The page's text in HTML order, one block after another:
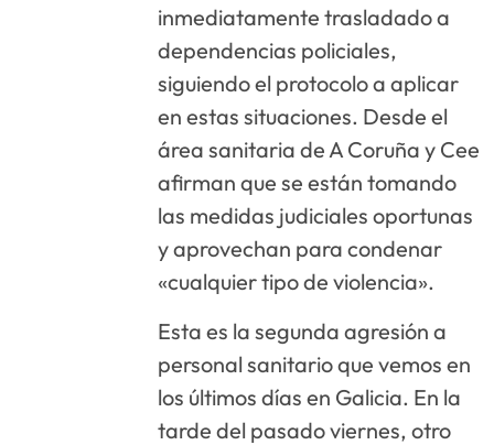
inmediatamente trasladado a
dependencias policiales,
siguiendo el protocolo a aplicar
en estas situaciones. Desde el
área sanitaria de A Coruña y Cee
afirman que se están tomando
las medidas judiciales oportunas
y aprovechan para condenar
«cualquier tipo de violencia».
Esta es la segunda agresión a
personal sanitario que vemos en
los últimos días en Galicia. En la
tarde del pasado viernes, otro